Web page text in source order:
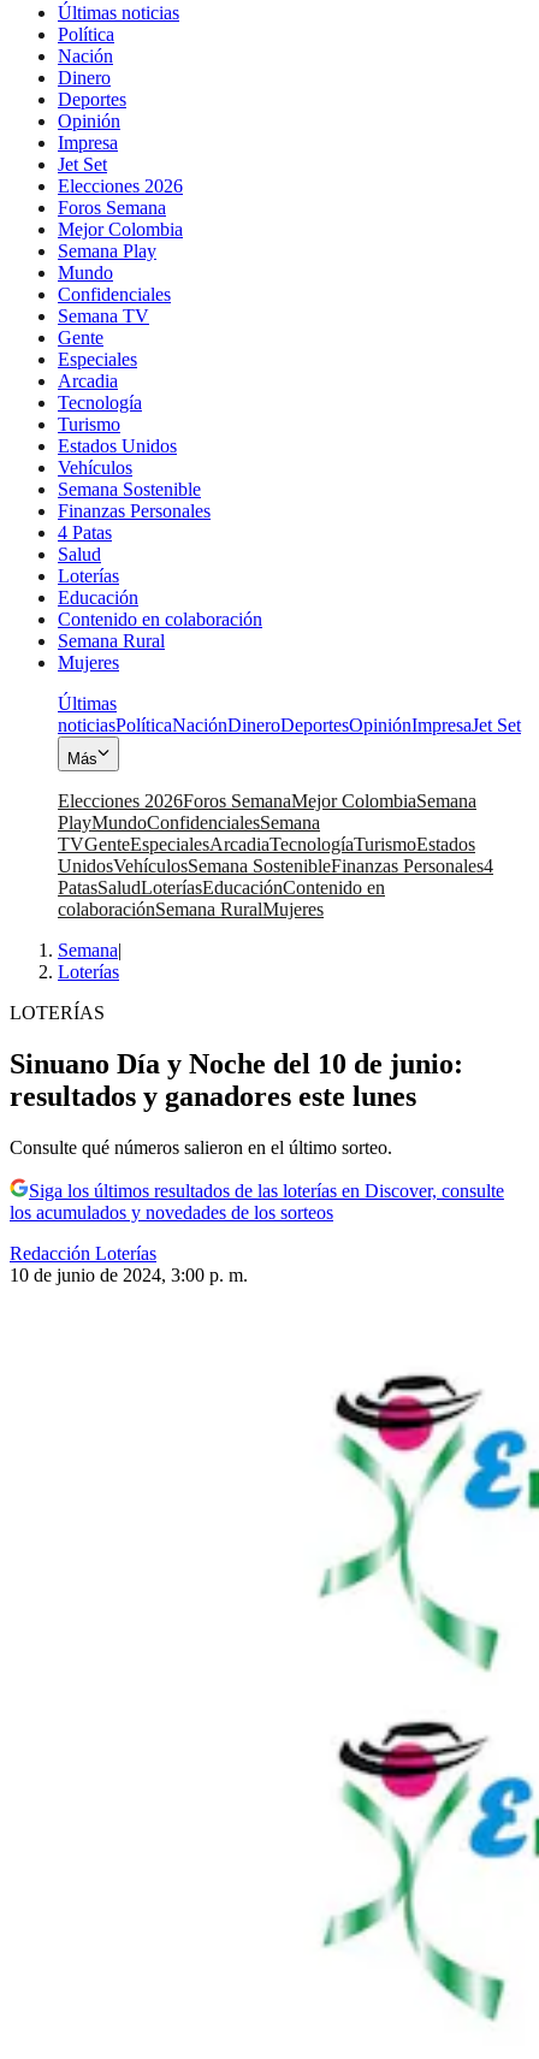
Últimas noticias
Política
Nación
Dinero
Deportes
Opinión
Impresa
Jet Set
Elecciones 2026
Foros Semana
Mejor Colombia
Semana Play
Mundo
Confidenciales
Semana TV
Gente
Especiales
Arcadia
Tecnología
Turismo
Estados Unidos
Vehículos
Semana Sostenible
Finanzas Personales
4 Patas
Salud
Loterías
Educación
Contenido en colaboración
Semana Rural
Mujeres
Últimas
noticiasPolíticaNaciónDineroDeportesOpiniónImpresaJet Set
Más
Elecciones 2026Foros SemanaMejor ColombiaSemana
PlayMundoConfidencialesSemana
TVGenteEspecialesArcadiaTecnologíaTurismoEstados
UnidosVehículosSemana SostenibleFinanzas Personales4
PatasSaludLoteríasEducaciónContenido en
colaboraciónSemana RuralMujeres
Semana|
Loterías
LOTERÍAS
Sinuano Día y Noche del 10 de junio:
resultados y ganadores este lunes
Consulte qué números salieron en el último sorteo.
Siga los últimos resultados de las loterías en Discover, consulte
los acumulados y novedades de los sorteos
Redacción Loterías
10 de junio de 2024, 3:00 p. m.